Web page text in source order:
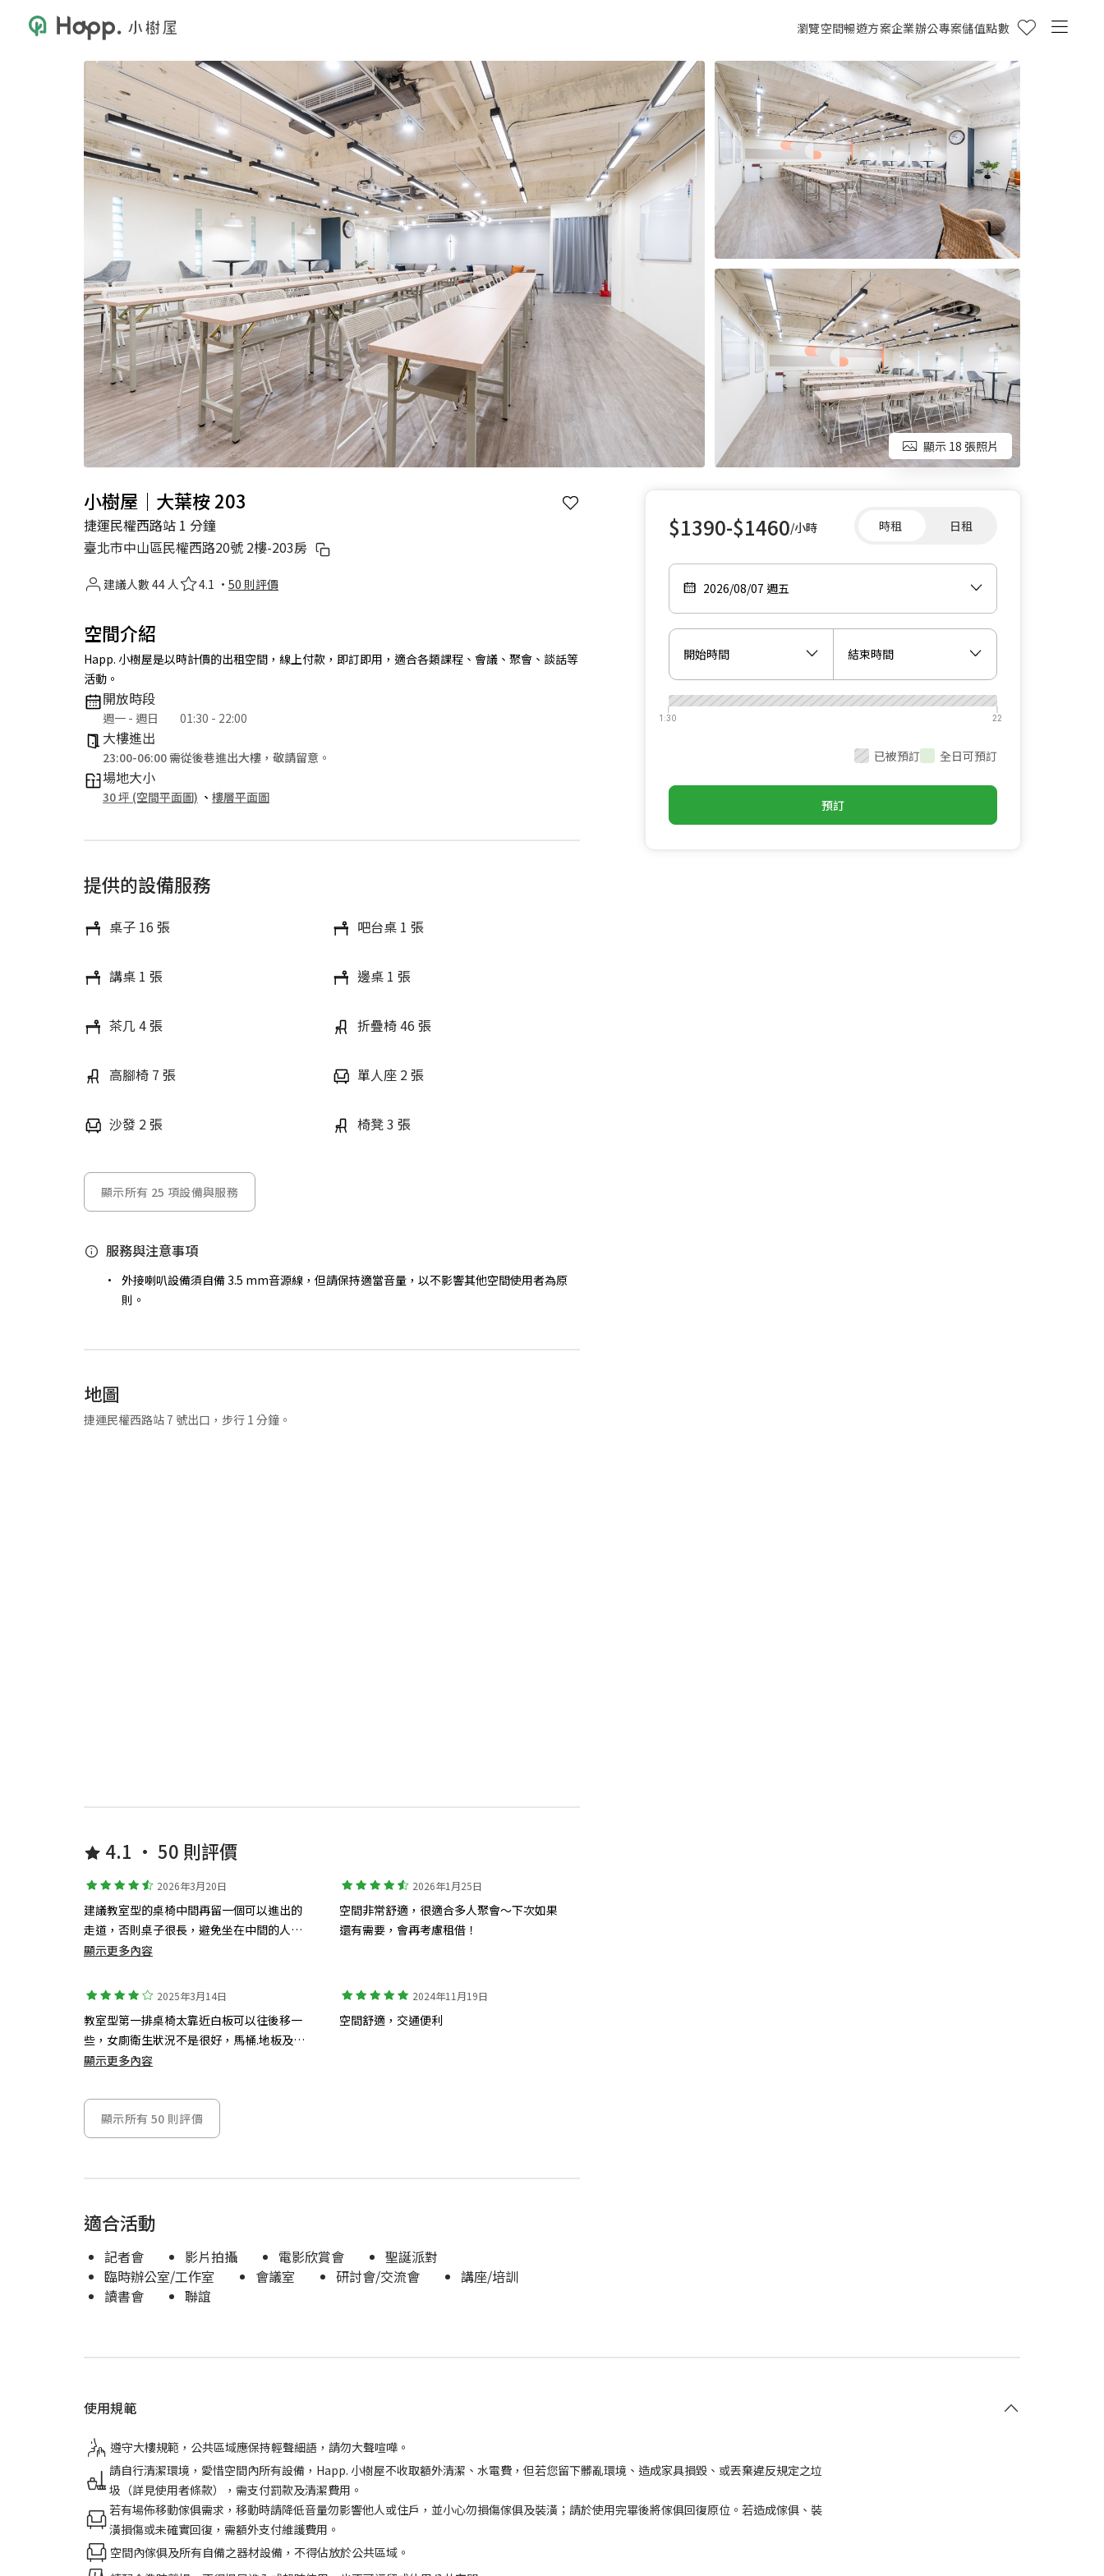
瀏覽空間暢遊方案企業辦公專案儲值點數
顯示 18 張照片
小樹屋｜大葉桉 203
捷運民權西路站 1 分鐘
臺北市中山區民權西路20號 2樓-203房
建議人數 44 人 4.1 · 50 則評價
空間介紹
Happ. 小樹屋是以時計價的出租空間，線上付款，即訂即用，適合各類課程、會議、聚會、談話等
活動。
開放時段
週一 - 週日 01:30 - 22:00
大樓進出
23:00-06:00 需從後巷進出大樓，敬請留意。
場地大小
30 坪 (空間平面圖) 、 樓層平面圖
提供的設備服務
桌子 16 張 吧台桌 1 張
講桌 1 張 邊桌 1 張
茶几 4 張 折疊椅 46 張
高腳椅 7 張 單人座 2 張
沙發 2 張 椅凳 3 張
顯示所有 25 項設備與服務
服務與注意事項
外接喇叭設備須自備 3.5 mm音源線，但請保持適當音量，以不影響其他空間使用者為原
則。
地圖
捷運民權西路站 7 號出口，步行 1 分鐘。
4.1 • 50 則評價
2026年3月20日
建議教室型的桌椅中間再留一個可以進出的
走道，否則桌子很長，避免坐在中間的人要
進出的麻煩，以及打擾到其他座位的人。 廁
降低有人不敢做下如廁，廁所髒亂的情況。
顯示更多內容
2026年1月25日
空間非常舒適，很適合多人聚會～下次如果
還有需要，會再考慮租借！
2025年3月14日
教室型第一排桌椅太靠近白板可以往後移一
些，女廁衛生狀況不是很好，馬桶.地板及垃
圾桶很滿、異味撲鼻，建議可以增加打掃頻
顯示更多內容
2024年11月19日
空間舒適，交通便利
顯示所有 50 則評價
適合活動
記者會 影片拍攝 電影欣賞會
聖誕派對
臨時辦公室/工作室
會議室 研討會/交流會
講座/培訓
讀書會
聯誼
$1390-$1460/小時 時租 日租
2026/08/07 週五
開始時間 結束時間
1:30 22
1:30 22
已被預訂 全日可預訂
預訂
使用規範
遵守大樓規範，公共區域應保持輕聲細語，請勿大聲喧嘩。
請自行清潔環境，愛惜空間內所有設備，Happ. 小樹屋不收取額外清潔、水電費，但若您留下髒亂環境、造成家具損毀、或丟棄違反規定之垃
圾（詳見使用者條款），需支付罰款及清潔費用。
若有場佈移動傢俱需求，移動時請降低音量勿影響他人或住戶，並小心勿損傷傢俱及裝潢；請於使用完畢後將傢俱回復原位。若造成傢俱、裝
潢損傷或未確實回復，需額外支付維護費用。
空間內傢俱及所有自備之器材設備，不得佔放於公共區域。